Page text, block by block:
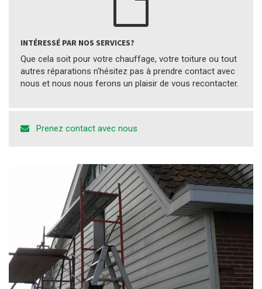
INTÉRESSÉ PAR NOS SERVICES?
Que cela soit pour votre chauffage, votre toiture ou tout
autres réparations n'hésitez pas à prendre contact avec
nous et nous nous ferons un plaisir de vous recontacter.
Prenez contact avec nous